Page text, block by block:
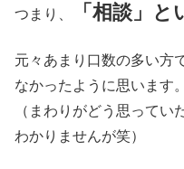
つまり、 「相談」
元々あまり口数の多い方
なかったように思います。
（まわりがどう思ってい
わかりませんが笑）